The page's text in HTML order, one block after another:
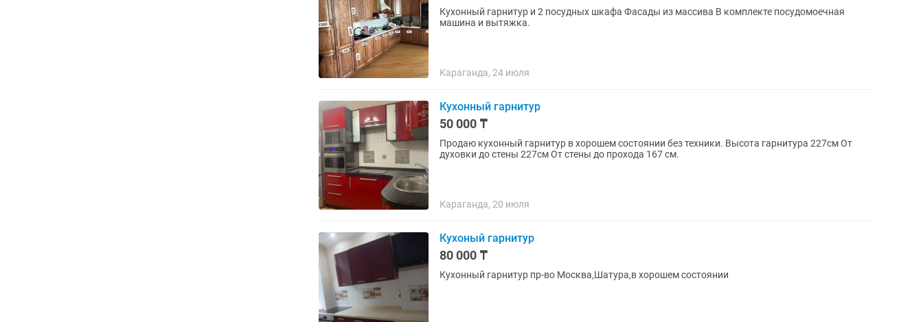
Кухонный гарнитур и 2 посудных шкафа Фасады из массива В комплекте посудомоечная
машина и вытяжка.
Караганда, 24 июля
Кухонный гарнитур
50 000 ₸
Продаю кухонный гарнитур в хорошем состоянии без техники. Высота гарнитура 227см От
духовки до стены 227см От стены до прохода 167 см.
Караганда, 20 июля
Кухоный гарнитур
80 000 ₸
Кухонный гарнитур пр-во Москва,Шатура,в хорошем состоянии